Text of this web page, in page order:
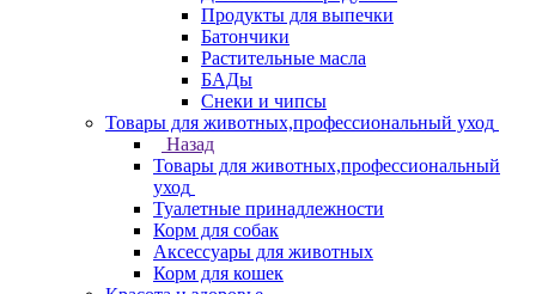
Продукты для выпечки
Батончики
Растительные масла
БАДы
Снеки и чипсы
Товары для животных,профессиональный уход
Назад
Товары для животных,профессиональный
уход
Туалетные принадлежности
Корм для собак
Аксессуары для животных
Корм для кошек